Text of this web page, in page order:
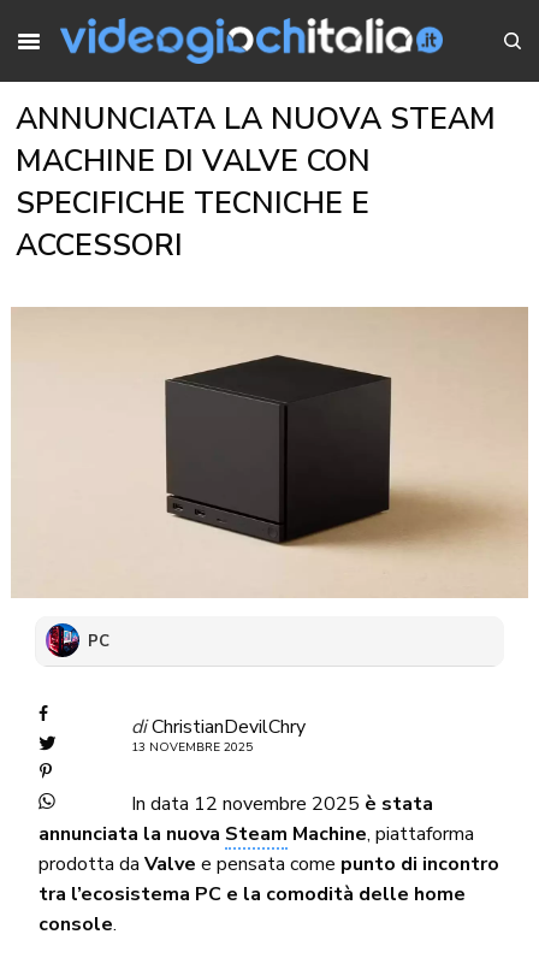
ANNUNCIATA LA NUOVA STEAM
MACHINE DI VALVE CON
SPECIFICHE TECNICHE E
ACCESSORI
PC
diChristianDevilChry
13 NOVEMBRE 2025
In data 12 novembre 2025 è stata
annunciata la nuova Steam Machine, piattaforma
prodotta da Valve e pensata come punto di incontro
tra l’ecosistema PC e la comodità delle home
console.